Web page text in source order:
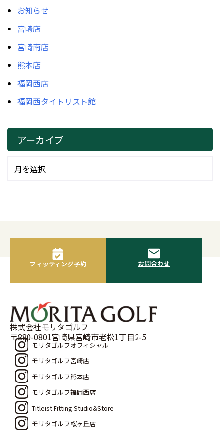
お知らせ
宮崎店
宮崎南店
熊本店
福岡西店
福岡西タイトリスト館
アーカイブ
フィッティング予約 お問合わせ
株式会社モリタゴルフ
〒880-0801宮崎県宮崎市老松1丁目2-5
モリタゴルフオフィシャル
モリタゴルフ宮崎店
モリタゴルフ熊本店
モリタゴルフ福岡西店
Titleist Fitting Studio&Store
モリタゴルフ桜ヶ丘店